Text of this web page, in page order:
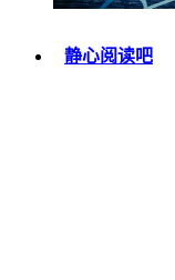
静心阅读吧